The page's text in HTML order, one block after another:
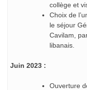
collège et
Choix de
le séjour
Cavilam,
libanais.
Juin 2023 :
Ouverture